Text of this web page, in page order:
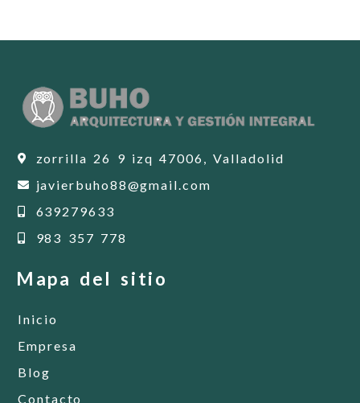
zorrilla 26 9 izq 47006, Valladolid
javierbuho88@gmail.com
639279633
983 357 778
Mapa del sitio
Inicio
Empresa
Blog
Contacto